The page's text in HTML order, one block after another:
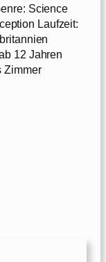
Science
Laufzeit:
12 Jahren
Zimmer